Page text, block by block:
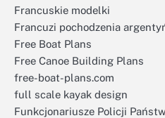
Francuskie modelki
Francuzi pochodzenia
Free Boat Plans
Free Canoe Building Plans
free-boat-plans.com
full scale kayak design
Funkcjonariusze Policji